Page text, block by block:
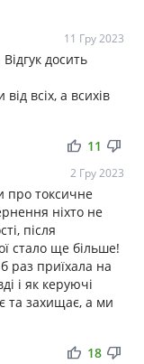
11 Гру 2023
досить
всіх, а всихів
thumb_up thumb_down
11
2 Гру 2023
про токсичне
ніхто не
після
стало ще більше!
раз приїхала на
і як керуючі
та захищає, а ми
thumb_up thumb_down
18